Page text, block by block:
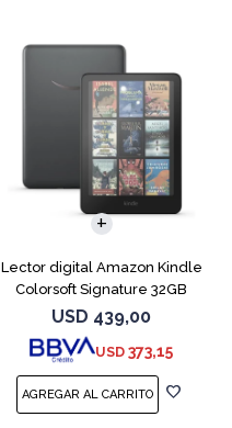
Lector digital Amazon Kindle
Colorsoft Signature 32GB
Negro
USD 439,00
USD 373,15